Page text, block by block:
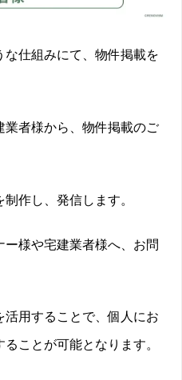
な仕組みにて、物件掲載を
者様から、物件掲載のご
作し、発信します。
様や宅建業者様へ、お問
用することで、個人にお
ことが可能となります。